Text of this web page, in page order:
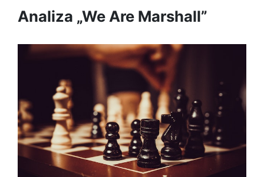
Analiza „We Are Marshall”